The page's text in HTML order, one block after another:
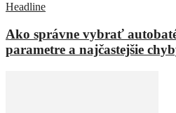
Headline
Ako správne vybrať
parametre a najčastejšie